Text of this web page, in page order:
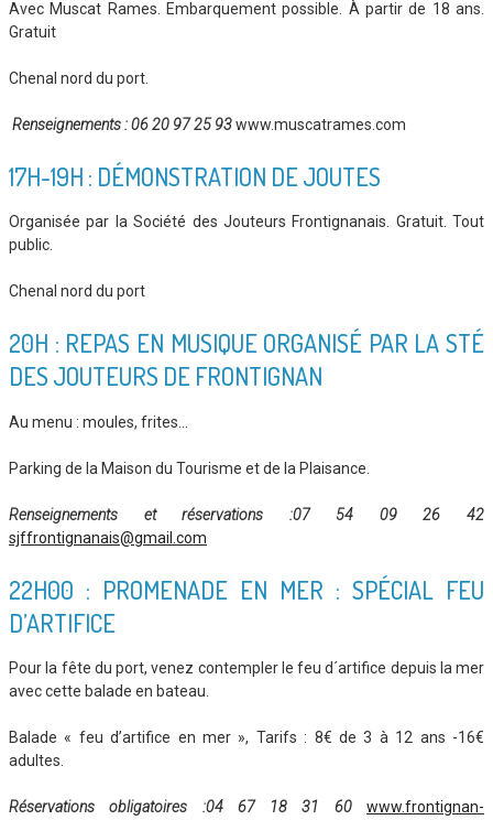
Avec Muscat Rames. Embarquement possible. À partir de 18 ans.
Gratuit
Chenal nord du port.
Renseignements :06 20 97 25 93www.muscatrames.com
17H-19H : DÉMONSTRATION DE JOUTES
Organisée par la Société des Jouteurs Frontignanais. Gratuit. Tout
public.
Chenal nord du port
20H : REPAS EN MUSIQUE ORGANISÉ PAR LA STÉ
DES JOUTEURS DE FRONTIGNAN
Au menu : moules, frites…
Parking de la Maison du Tourisme et de la Plaisance.
Renseignements et réservations :07 54 09 26 42
sjffrontignanais@gmail.com
22H00 : PROMENADE EN MER : SPÉCIAL FEU
D’ARTIFICE
Pour la fête du port, venez contempler le feu d´artifice depuis la mer
avec cette balade en bateau.
Balade « feu d’artifice en mer », Tarifs : 8€ de 3 à 12 ans -16€
adultes.
Réservations obligatoires :04 67 18 31 60
www.frontignan-